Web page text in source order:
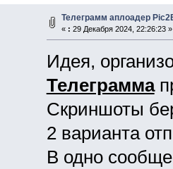
Телеграмм аплоадер
« : 29 Декабря 2024, 22:26:23 »
Идея,
Телеграмма
Скриншоты
2 варианта
В одно